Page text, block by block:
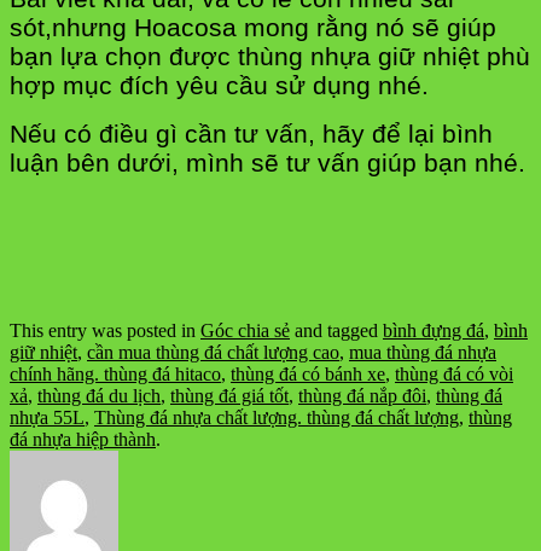
sót,nhưng Hoacosa mong rằng nó sẽ giúp
bạn lựa chọn được thùng nhựa giữ nhiệt phù
hợp mục đích yêu cầu sử dụng nhé.
Nếu có điều gì cần tư vấn, hãy để lại bình
luận bên dưới, mình sẽ tư vấn giúp bạn nhé.
This entry was posted in Góc chia sẻ and tagged bình đựng đá, bình
giữ nhiệt, cần mua thùng đá chất lượng cao, mua thùng đá nhựa
chính hãng. thùng đá hitaco, thùng đá có bánh xe, thùng đá có vòi
xả, thùng đá du lịch, thùng đá giá tốt, thùng đá nắp đôi, thùng đá
nhựa 55L, Thùng đá nhựa chất lượng. thùng đá chất lượng, thùng
đá nhựa hiệp thành.